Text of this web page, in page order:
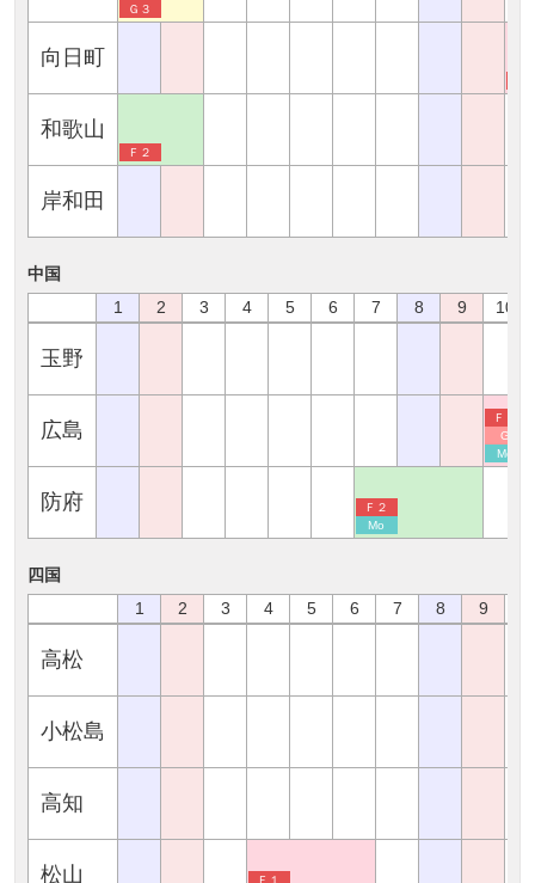
Ｇ３
向日町
和歌山
Ｆ２
岸和田
中国
1
2 3 4 5 6 7 8 9 10
玉野
広島
Ｆ２
G
Mo
防府
Ｆ２
Mo
四国
1
2 3 4 5 6 7 8 9
高松
小松島
高知
松山
Ｆ１